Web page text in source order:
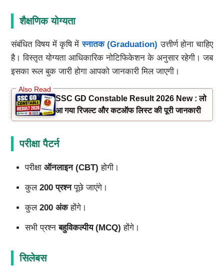
शैक्षणिक योग्यता
संबंधित विषय में कृषि मेंस्नातक (Graduation) उत्तीर्ण होना चाहिए
है। विस्तृत योग्यता आधिकारिक नोटिफिकेशन के अनुसार रहेगी। जब
इसका रूल बुक जारी होगा आपको जानकारी मिल जाएगी।
SSC GD Constable Result 2026 New : लो
आ गया रिजल्ट और कटऑफ लिस्ट की पूरी जानकारी
परीक्षा पैटर्न
परीक्षा ऑनलाइन (CBT) होगी।
कुल 200 प्रश्नपूछे जाएंगे।
कुल 200 अंकहोंगे।
सभी प्रश्नबहुविकल्पीय (MCQ) होंगे।
सिलेबस